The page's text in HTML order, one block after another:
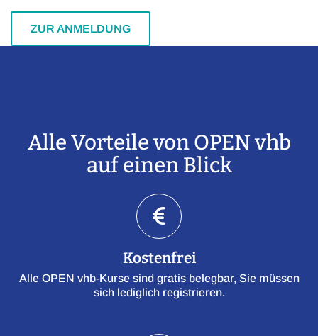
ZUR ANMELDUNG
Einleitung
Alle Vorteile von OPEN vhb
auf einen Blick
Abschnitt für Icons und Features
Kostenfrei
Alle OPEN vhb-Kurse sind gratis belegbar, Sie müssen
sich lediglich registrieren.